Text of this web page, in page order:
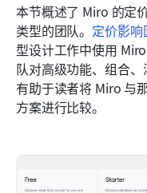
本节概述了 Miro 的定
类型的团队。 定价影响
型设计工作中使用
队对高级功能、组合
有助于读者将 Miro 与
方案进行比较。